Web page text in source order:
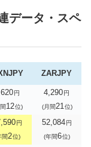
データ・スペ
ZARJPY
円
12位)
4,290円
(月間21位)
円
間2位)
52,084 円
(年間6位)